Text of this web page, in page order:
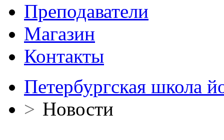
Преподаватели
Магазин
Контакты
Петербургская школа
> Новости